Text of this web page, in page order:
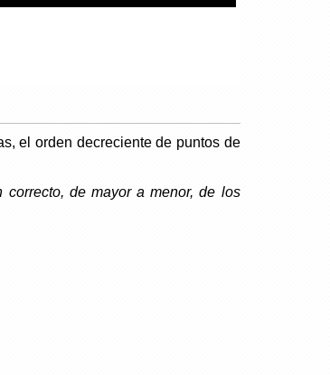
el orden decreciente de puntos de
de mayor a menor, de los